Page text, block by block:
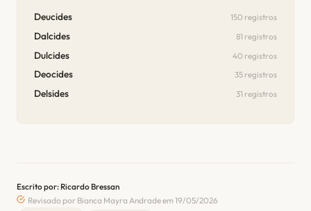
Deucides 150 registros
Dalcides 81 registros
Dulcides 40 registros
Deocides 35 registros
Delsides 31 registros
Escrito por: Ricardo Bressan
Revisado por Bianca Mayra Andrade em 19/05/2026